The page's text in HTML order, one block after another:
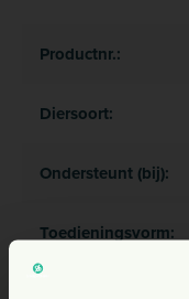
Productnr.:
Diersoort:
Ondersteunt (bij):
Toedieningsvorm: